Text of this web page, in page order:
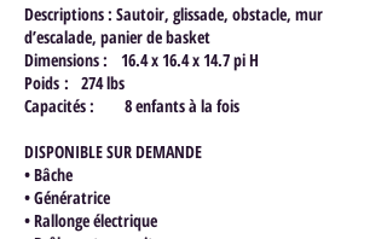
Descriptions : Sautoir, glissade, obstacle, mur
d’escalade, panier de basket
Dimensions : 16.4 x 16.4 x 14.7 pi H
Poids : 274 lbs
Capacités : 8 enfants à la fois
DISPONIBLE SUR DEMANDE
• Bâche
• Génératrice
• Rallonge électrique